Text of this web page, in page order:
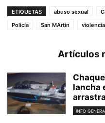
ETIQUETAS abuso sexual
Policía
San MArtín
Artículos
lancha
INFO